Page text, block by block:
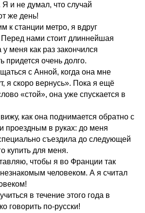
и не думал, что случай
же день!
к станции метро, я вдруг
нами стоит длиннейшая
у меня как раз закончился
придется очень долго.
с Анной, когда она мне
я скоро вернусь». Пока я ещё
«стой», она уже спускается в
как она поднимается обратно с
проездным в руках: до меня
съездила до следующей
купить для меня.
чтобы я во Франции так
человеком. А я считал
в течение этого года в
говорить по-русски!